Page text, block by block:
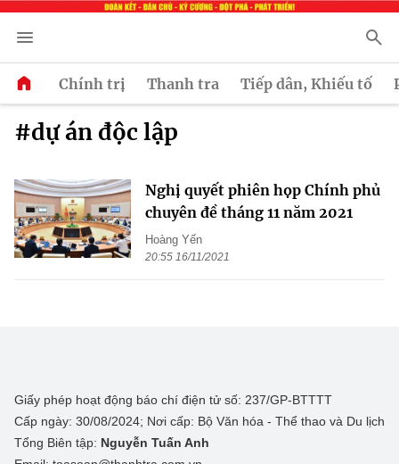
Chính trị Thanh tra Tiếp dân, Khiếu tố
#dự án độc lập
Nghị quyết phiên họp Chính phủ
chuyên đề tháng 11 năm 2021
Hoàng Yến
20:55 16/11/2021
Giấy phép hoạt động báo chí điện tử số: 237/GP-BTTTT
Cấp ngày: 30/08/2024; Nơi cấp: Bộ Văn hóa - Thể thao và Du lịch
Tổng Biên tập: Nguyễn Tuấn Anh